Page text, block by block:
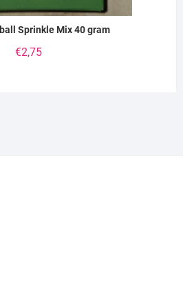
Sprinkle Mix 40 gram
€2,75